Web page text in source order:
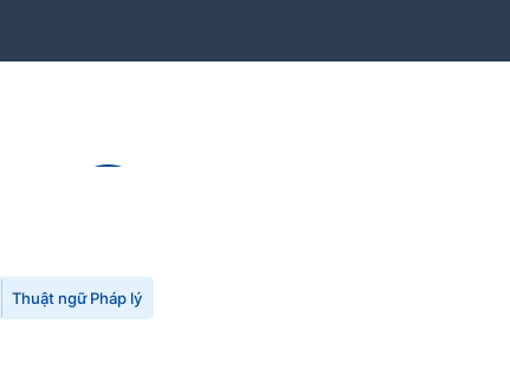
Thuật ngữ Pháp lý